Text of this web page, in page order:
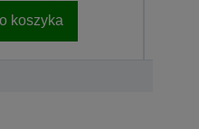
koszyka